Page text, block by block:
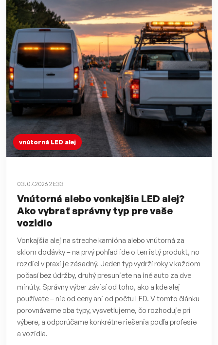
vnútorná LED alej
03.07.2026 21:33
Vnútorná alebo vonkajšia LED alej?
Ako vybrať správny typ pre vaše
vozidlo
Vonkajšia alej na streche kamióna alebo vnútorná za
sklom dodávky – na prvý pohľad ide o ten istý produkt, no
rozdiel v praxi je zásadný. Jeden typ vydrží roky v každom
počasí bez údržby, druhý presuniete na iné auto za dve
minúty. Správny výber závisí od toho, ako a kde alej
používate – nie od ceny ani od počtu LED. V tomto článku
porovnávame oba typy, vysvetľujeme, čo rozhoduje pri
výbere, a odporúčame konkrétne riešenia podľa profesie
a vozidla.